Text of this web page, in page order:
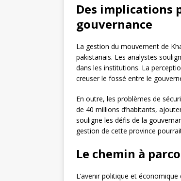
Des implications
gouvernance
La gestion du mouvement de
pakistanais. Les analystes
dans les institutions. La
creuser le fossé entre le
En outre, les problèmes de
de 40 millions d’habitants,
souligne les défis de la
gestion de cette province
Le chemin à
L’avenir politique et